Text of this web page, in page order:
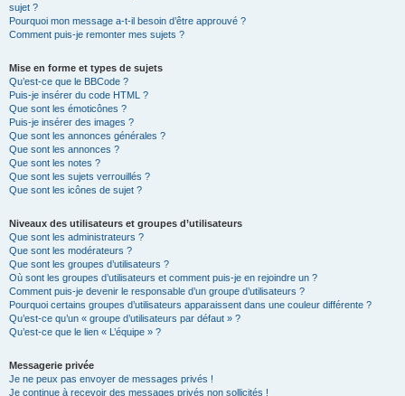
sujet ?
Pourquoi mon message a-t-il besoin d’être approuvé ?
Comment puis-je remonter mes sujets ?
Mise en forme et types de sujets
Qu’est-ce que le BBCode ?
Puis-je insérer du code HTML ?
Que sont les émoticônes ?
Puis-je insérer des images ?
Que sont les annonces générales ?
Que sont les annonces ?
Que sont les notes ?
Que sont les sujets verrouillés ?
Que sont les icônes de sujet ?
Niveaux des utilisateurs et groupes d’utilisateurs
Que sont les administrateurs ?
Que sont les modérateurs ?
Que sont les groupes d’utilisateurs ?
Où sont les groupes d’utilisateurs et comment puis-je en rejoindre un ?
Comment puis-je devenir le responsable d’un groupe d’utilisateurs ?
Pourquoi certains groupes d’utilisateurs apparaissent dans une couleur différente ?
Qu’est-ce qu’un « groupe d’utilisateurs par défaut » ?
Qu’est-ce que le lien « L’équipe » ?
Messagerie privée
Je ne peux pas envoyer de messages privés !
Je continue à recevoir des messages privés non sollicités !